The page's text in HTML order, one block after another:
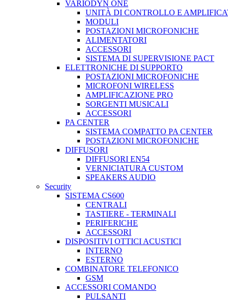
VARIODYN ONE
UNITÀ DI CONTROLLO E
MODULI
POSTAZIONI MICROFONICHE
ALIMENTATORI
ACCESSORI
SISTEMA DI SUPERVISIONE PACT
ELETTRONICHE DI SUPPORTO
POSTAZIONI MICROFONICHE
MICROFONI WIRELESS
AMPLIFICAZIONE PRO
SORGENTI MUSICALI
ACCESSORI
PA CENTER
SISTEMA COMPATTO PA CENTER
POSTAZIONI MICROFONICHE
DIFFUSORI
DIFFUSORI EN54
VERNICIATURA CUSTOM
SPEAKERS AUDIO
Security
SISTEMA CS600
CENTRALI
TASTIERE - TERMINALI
PERIFERICHE
ACCESSORI
DISPOSITIVI OTTICI ACUSTICI
INTERNO
ESTERNO
COMBINATORE TELEFONICO
GSM
ACCESSORI COMANDO
PULSANTI